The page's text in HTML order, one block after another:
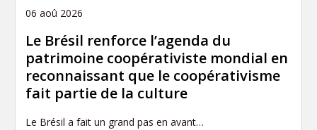
06 aoû 2026
Le Brésil renforce l’agenda du
patrimoine coopérativiste mondial en
reconnaissant que le coopérativisme
fait partie de la culture
Le Brésil a fait un grand pas en avant…